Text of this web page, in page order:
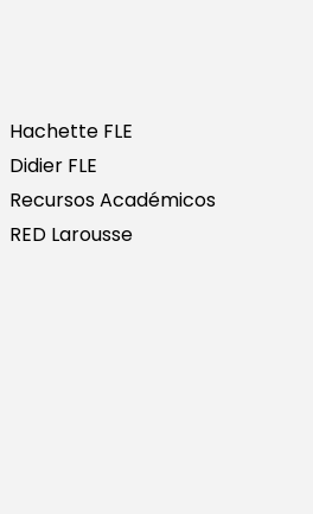
Hachette FLE
Didier FLE
Recursos Académicos
RED Larousse